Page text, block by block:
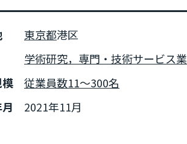
東京都港区
学術研究，専門・技術サービス業
従業員数11～300名
2021年11月